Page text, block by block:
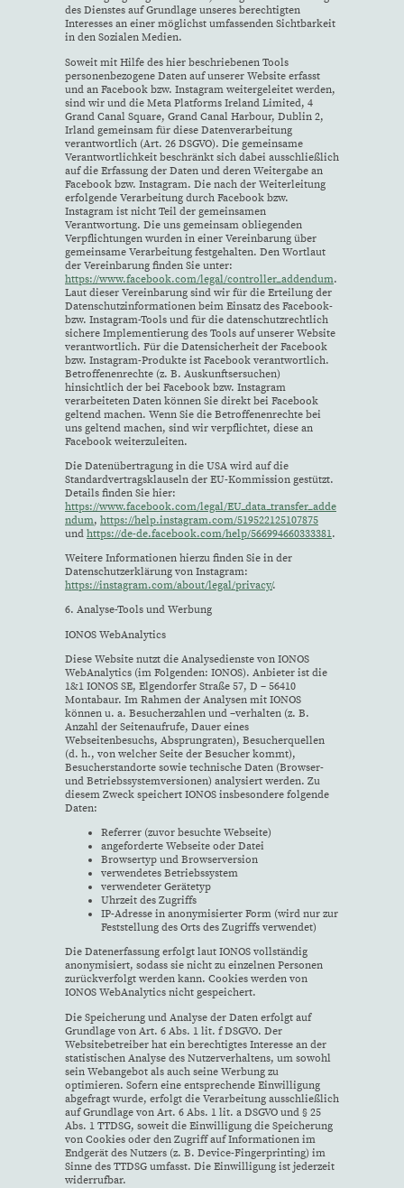
des Dienstes auf Grundlage unseres berechtigten
Interesses an einer möglichst umfassenden Sichtbarkeit
in den Sozialen Medien.
Soweit mit Hilfe des hier beschriebenen Tools
personenbezogene Daten auf unserer Website erfasst
und an Facebook bzw. Instagram weitergeleitet werden,
sind wir und die Meta Platforms Ireland Limited, 4
Grand Canal Square, Grand Canal Harbour, Dublin 2,
Irland gemeinsam für diese Datenverarbeitung
verantwortlich (Art. 26 DSGVO). Die gemeinsame
Verantwortlichkeit beschränkt sich dabei ausschließlich
auf die Erfassung der Daten und deren Weitergabe an
Facebook bzw. Instagram. Die nach der Weiterleitung
erfolgende Verarbeitung durch Facebook bzw.
Instagram ist nicht Teil der gemeinsamen
Verantwortung. Die uns gemeinsam obliegenden
Verpflichtungen wurden in einer Vereinbarung über
gemeinsame Verarbeitung festgehalten. Den Wortlaut
der Vereinbarung finden Sie unter:
https://www.facebook.com/legal/controller_addendum.
Laut dieser Vereinbarung sind wir für die Erteilung der
Datenschutzinformationen beim Einsatz des Facebook-
bzw. Instagram-Tools und für die datenschutzrechtlich
sichere Implementierung des Tools auf unserer Website
verantwortlich. Für die Datensicherheit der Facebook
bzw. Instagram-Produkte ist Facebook verantwortlich.
Betroffenenrechte (z. B. Auskunftsersuchen)
hinsichtlich der bei Facebook bzw. Instagram
verarbeiteten Daten können Sie direkt bei Facebook
geltend machen. Wenn Sie die Betroffenenrechte bei
uns geltend machen, sind wir verpflichtet, diese an
Facebook weiterzuleiten.
Die Datenübertragung in die USA wird auf die
Standardvertragsklauseln der EU-Kommission gestützt.
Details finden Sie hier:
https://www.facebook.com/legal/EU_data_transfer_adde
ndum, https://help.instagram.com/519522125107875
und https://de-de.facebook.com/help/566994660333381.
Weitere Informationen hierzu finden Sie in der
Datenschutzerklärung von Instagram:
https://instagram.com/about/legal/privacy/.
6. Analyse-Tools und Werbung
IONOS WebAnalytics
Diese Website nutzt die Analysedienste von IONOS
WebAnalytics (im Folgenden: IONOS). Anbieter ist die
1&1 IONOS SE, Elgendorfer Straße 57, D – 56410
Montabaur. Im Rahmen der Analysen mit IONOS
können u. a. Besucherzahlen und –verhalten (z. B.
Anzahl der Seitenaufrufe, Dauer eines
Webseitenbesuchs, Absprungraten), Besucherquellen
(d. h., von welcher Seite der Besucher kommt),
Besucherstandorte sowie technische Daten (Browser-
und Betriebssystemversionen) analysiert werden. Zu
diesem Zweck speichert IONOS insbesondere folgende
Daten:
Referrer (zuvor besuchte Webseite)
angeforderte Webseite oder Datei
Browsertyp und Browserversion
verwendetes Betriebssystem
verwendeter Gerätetyp
Uhrzeit des Zugriffs
IP-Adresse in anonymisierter Form (wird nur zur
Feststellung des Orts des Zugriffs verwendet)
Die Datenerfassung erfolgt laut IONOS vollständig
anonymisiert, sodass sie nicht zu einzelnen Personen
zurückverfolgt werden kann. Cookies werden von
IONOS WebAnalytics nicht gespeichert.
Die Speicherung und Analyse der Daten erfolgt auf
Grundlage von Art. 6 Abs. 1 lit. f DSGVO. Der
Websitebetreiber hat ein berechtigtes Interesse an der
statistischen Analyse des Nutzerverhaltens, um sowohl
sein Webangebot als auch seine Werbung zu
optimieren. Sofern eine entsprechende Einwilligung
abgefragt wurde, erfolgt die Verarbeitung ausschließlich
auf Grundlage von Art. 6 Abs. 1 lit. a DSGVO und § 25
Abs. 1 TTDSG, soweit die Einwilligung die Speicherung
von Cookies oder den Zugriff auf Informationen im
Endgerät des Nutzers (z. B. Device-Fingerprinting) im
Sinne des TTDSG umfasst. Die Einwilligung ist jederzeit
widerrufbar.